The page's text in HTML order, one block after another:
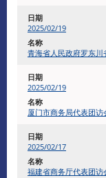
2025/02/19
青海省人民政府罗东
2025/02/19
厦门市商务局代表团访
2025/02/17
福建省商务厅代表团访